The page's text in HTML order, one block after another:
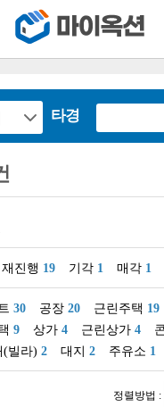
타경
재진행 19 기각 1 매각 1
30 공장 20 근린주택 19
9 상가 4 근린상가 4
(빌라) 2 대지 2 주유소 1
정렬방법 :